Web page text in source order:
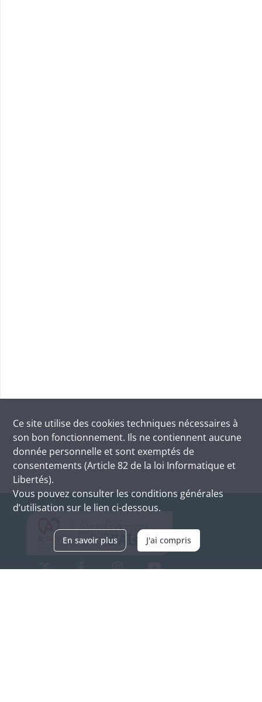
Ce site utilise des cookies techniques nécessaires à
son bon fonctionnement. Ils ne contiennent aucune
donnée personnelle et sont exemptés de
consentements (Article 82 de la loi Informatique et
Libertés).
Vous pouvez consulter les conditions générales
d’utilisation sur le lien ci-dessous.
En savoir plus J'ai compris